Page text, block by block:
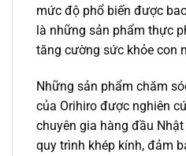
mức độ phổ biến được
là những sản phẩm thực
tăng cường sức khỏe con
Những sản phẩm chăm
của Orihiro được nghiên
chuyên gia hàng đầu
quy trình khép kính, đảm